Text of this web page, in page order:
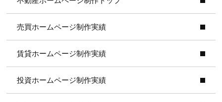
売買ホームページ制作実績
賃貸ホームページ制作実績
投資ホームページ制作実績